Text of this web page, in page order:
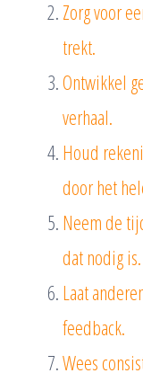
Zorg voor
trekt.
Ontwikkel
verhaal.
Houd
door het
Neem de
dat nodig is.
Laat
feedback.
Wees